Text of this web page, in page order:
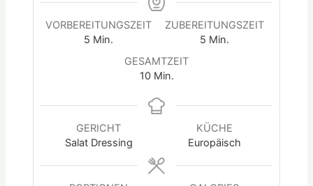
VORBEREITUNGSZEIT
5 Min.
ZUBEREITUNGSZEIT
5 Min.
GESAMTZEIT
10 Min.
GERICHT
Salat Dressing
KÜCHE
Europäisch